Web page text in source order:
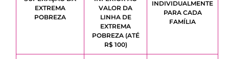
EXTREMA
POBREZA
VALOR DA
LINHA DE
EXTREMA
POBREZA (ATÉ
R$ 100)
INDIVIDUALMENTE
PARA CADA
FAMÍLIA